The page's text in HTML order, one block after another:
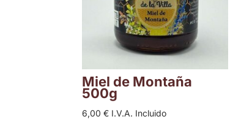
Miel de Montaña
500g
6,00€ I.V.A. Incluido